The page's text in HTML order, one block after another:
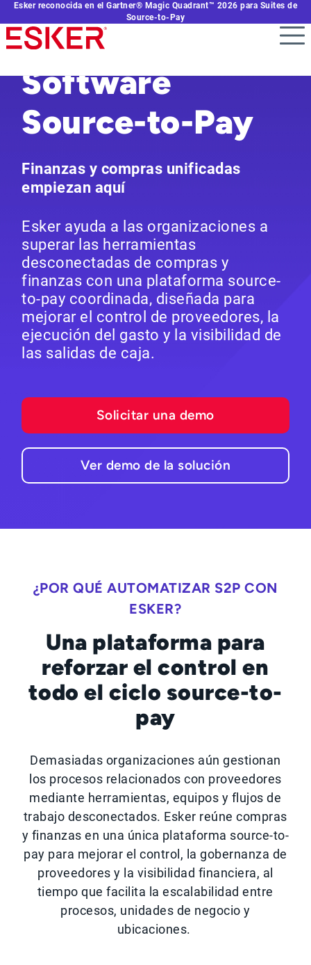
Skip
to
main
content
Esker reconocida en el Gartner® Magic Quadrant™ 2026 para Suites de
Source-to-Pay
Software
Source-to-Pay
Finanzas y compras unificadas
empiezan aquí
Esker ayuda a las organizaciones a
superar las herramientas
desconectadas de compras y
finanzas con una plataforma source-
to-pay coordinada, diseñada para
mejorar el control de proveedores, la
ejecución del gasto y la visibilidad de
las salidas de caja.
Solicitar una demo
Ver demo de la solución
¿POR QUÉ AUTOMATIZAR S2P CON
ESKER?
Una plataforma para
reforzar el control en
todo el ciclo source-to-
pay
Demasiadas organizaciones aún gestionan
los procesos relacionados con proveedores
mediante herramientas, equipos y flujos de
trabajo desconectados. Esker reúne compras
y finanzas en una única plataforma source-to-
pay para mejorar el control, la gobernanza de
proveedores y la visibilidad financiera, al
tiempo que facilita la escalabilidad entre
procesos, unidades de negocio y
ubicaciones.